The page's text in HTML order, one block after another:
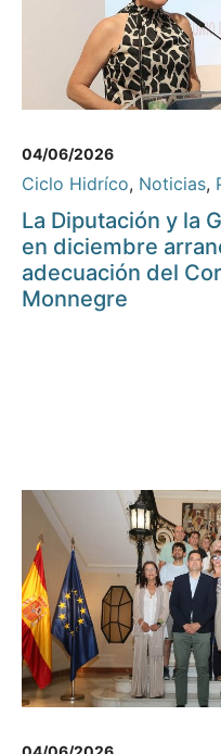
04/06/2026
Ciclo Hidríco, Noticias,
La Diputación y la
en diciembre
adecuación del
Monnegre